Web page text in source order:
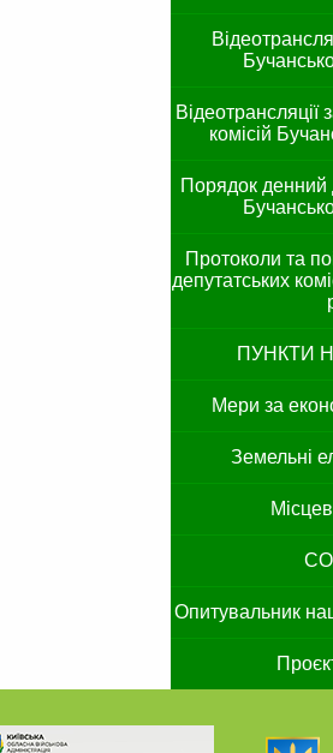
Відеотрансляції
комісій
Порядок денний
Протоколи та
депутатських
ПУНКТИ
Мери за
Земельні
Опитувальник